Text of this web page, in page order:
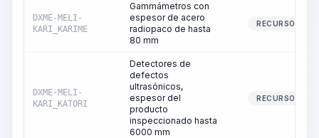
DXME-MELI-
KARI_KARIME
Gammámetros con
espesor de acero
radiopaco de hasta
80 mm
RECURSO
DXME-MELI-
KARI_KATORI
Detectores de
defectos
ultrasónicos,
espesor del
producto
inspeccionado hasta
6000 mm
RECURSO